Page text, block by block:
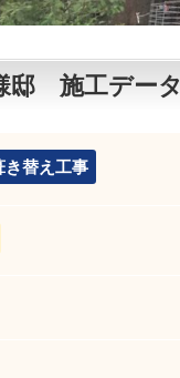
邸 施工データ
き替え工事